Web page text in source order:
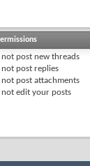
not post new threads
not post replies
not post attachments
not edit your posts